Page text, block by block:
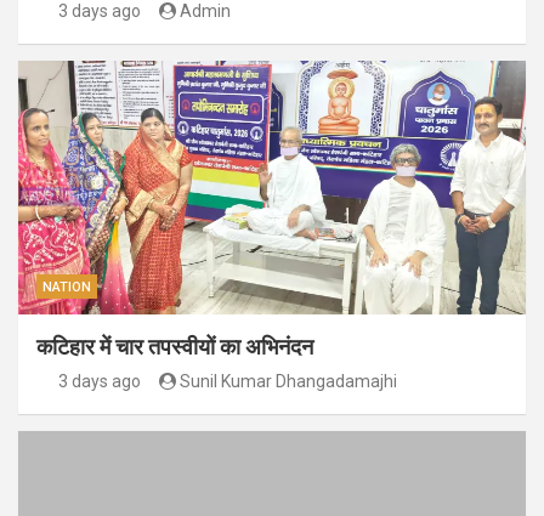
3 days ago Admin
NATION
कटिहार में चार तपस्वीयों का अभिनंदन
3 days ago Sunil Kumar Dhangadamajhi